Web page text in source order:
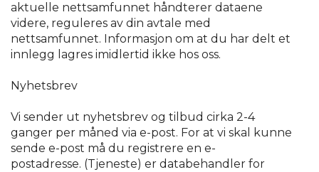
aktuelle nettsamfunnet håndterer dataene
videre, reguleres av din avtale med
nettsamfunnet. Informasjon om at du har delt et
innlegg lagres imidlertid ikke hos oss.
Nyhetsbrev
Vi sender ut nyhetsbrev og tilbud cirka 2-4
ganger per måned via e-post. For at vi skal kunne
sende e-post må du registrere en e-
postadresse. (Tjeneste) er databehandler for